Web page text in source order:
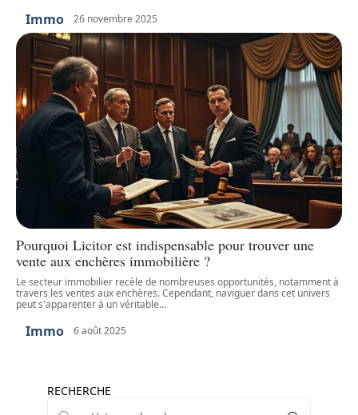
Immo 26 novembre 2025
Pourquoi Licitor est indispensable pour trouver une
vente aux enchères immobilière ?
Le secteur immobilier recèle de nombreuses opportunités, notamment à
travers les ventes aux enchères. Cependant, naviguer dans cet univers
peut s'apparenter à un véritable…
Immo 6 août 2025
RECHERCHE